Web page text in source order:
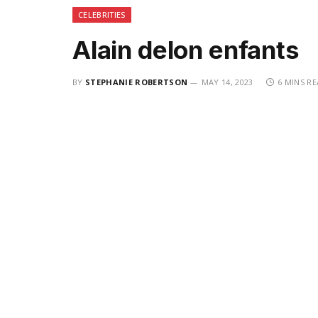
CELEBRITIES
Alain delon enfants
BY STEPHANIE ROBERTSON MAY 14, 2023 6 MINS